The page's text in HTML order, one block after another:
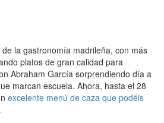
la gastronomía madrileña, con más
platos de gran calidad para
Abraham García sorprendiendo día a
marcan escuela. Ahora, hasta el 28
excelente menú de caza que podéis